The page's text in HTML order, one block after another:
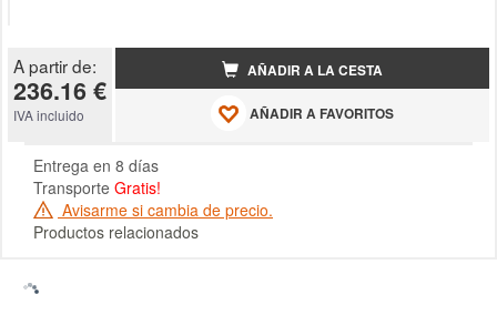
A partir de:
236.16 €
IVA incluido
AÑADIR A LA CESTA
AÑADIR A FAVORITOS
Entrega en 8 días
Transporte Gratis!
Avisarme si cambia de precio.
Productos relacionados